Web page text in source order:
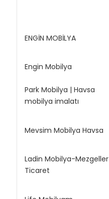
ENGİN MOBİLYA
Engin Mobilya
Park Mobilya | Havsa
mobilya imalatı
Mevsim Mobilya Havsa
Ladin Mobilya-Mezgeller
Ticaret